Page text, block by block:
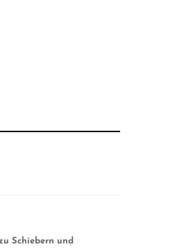
Schiebern und